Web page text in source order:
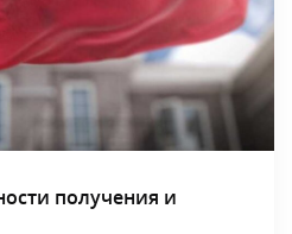
получения и